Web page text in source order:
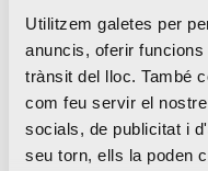
Utilitzem galetes per
anuncis, oferir
trànsit del lloc. També
com feu servir el
socials, de publicitat i
seu torn, ells la poden
Perquè els
disfrutar del
comprar els
www.renfe.com